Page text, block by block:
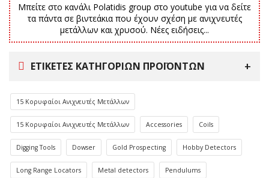
Μπείτε στο κανάλι Polatidis group στο youtube για να δείτε
τα πάντα σε βιντεάκια που έχουν σχέση με ανιχνευτές
μετάλλων και χρυσού. Νέες ειδήσεις...
ΕΤΙΚΈΤΕΣ ΚΑΤΗΓΟΡΙΏΝ ΠΡΟΪΌΝΤΩΝ
15 Κορυφαίοι Ανιχνευτές Μετάλλων
15 Κορυφαίοι Ανιχνευτές Μετάλλων Accessories Coils
Digging Tools Dowser Gold Prospecting Hobby Detectors
Long Range Locators Metal detectors Pendulums